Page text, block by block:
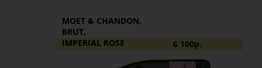
6 100р.
MOET & CHANDON,
BRUT,
IMPERIAL ROSE